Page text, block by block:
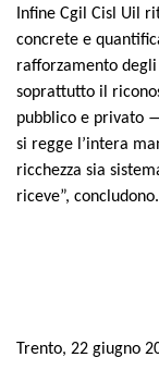
Infine Cgil Cisl Uil
concrete e
rafforzamento
soprattutto il
pubblico e privato
si regge l’intera
ricchezza sia
riceve”, concludono.
Trento, 22 giugno